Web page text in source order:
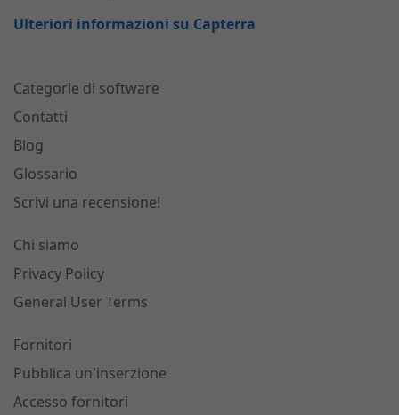
Ulteriori informazioni su Capterra
Categorie di software
Contatti
Blog
Glossario
Scrivi una recensione!
Chi siamo
Privacy Policy
General User Terms
Fornitori
Pubblica un'inserzione
Accesso fornitori